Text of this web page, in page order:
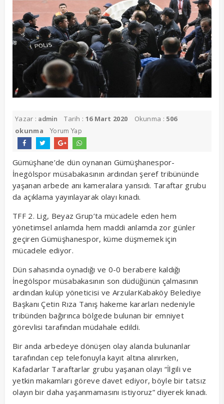
Yazar : admin Tarih : 16 Mart 2020 Okunma : 506
okunma
Yorum Yap
Gümüşhane’de dün oynanan Gümüşhanespor-
İnegölspor müsabakasının ardından şeref tribününde
yaşanan arbede anı kameralara yansıdı. Taraftar grubu
da açıklama yayınlayarak olayı kınadı.
TFF 2. Lig, Beyaz Grup’ta mücadele eden hem
yönetimsel anlamda hem maddi anlamda zor günler
geçiren Gümüşhanespor, küme düşmemek için
mücadele ediyor.
Dün sahasında oynadığı ve 0-0 berabere kaldığı
İnegölspor müsabakasının son düdüğünün çalmasının
ardından kulüp yöneticisi ve ArzularKabaköy Belediye
Başkanı Çetin Rıza Tanış hakeme kararları nedeniyle
tribünden bağırınca bölgede bulunan bir emniyet
görevlisi tarafından müdahale edildi.
Bir anda arbedeye dönüşen olay alanda bulunanlar
tarafından cep telefonuyla kayıt altına alınırken,
Kafadarlar Taraftarlar grubu yaşanan olayı “İlgili ve
yetkin makamları göreve davet ediyor, böyle bir tatsız
olayın bir daha yaşanmamasını istiyoruz” diyerek kınadı.